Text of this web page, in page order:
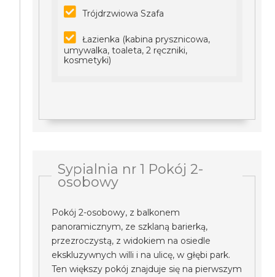
Trójdrzwiowa Szafa
Łazienka (kabina prysznicowa,
umywalka, toaleta, 2 ręczniki,
kosmetyki)
Sypialnia nr 1 Pokój 2-
osobowy
Pokój 2-osobowy, z balkonem
panoramicznym, ze szklaną barierką,
przezroczystą, z widokiem na osiedle
ekskluzywnych willi i na ulicę, w głębi park.
Ten większy pokój znajduje się na pierwszym